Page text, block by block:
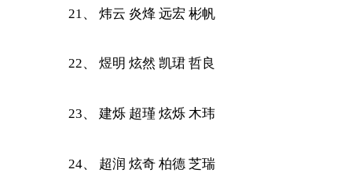
21、 炜云 炎烽 远宏 彬帆
22、 煜明 炫然 凯珺 哲良
23、 建烁 超瑾 炫烁 木玮
24、 超润 炫奇 柏德 芝瑞